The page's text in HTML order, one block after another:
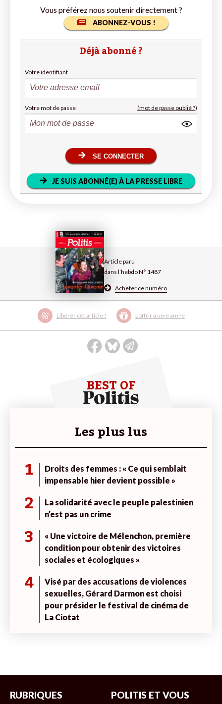
Article paru
dans l’hebdo N° 1487
Acheter ce numéro
Libérer cet article ! L’offrir à un·e ami·e
Vous préférez nous soutenir directement ?
ABONNEZ-VOUS !
Déjà abonné ?
Votre identifiant
Votre mot de passe (mot de passe oublié ?)
SE CONNECTER
JE SUIS ABONNÉ(E) À LA PRESSE LIBRE
BEST OF
Les plus lus
1
Droits des femmes : « Ce qui semblait
impensable hier devient possible »
2
La solidarité avec le peuple palestinien
n’est pas un crime
3
« Une victoire de Mélenchon, première
condition pour obtenir des victoires
sociales et écologiques »
4
Visé par des accusations de violences
sexuelles, Gérard Darmon est choisi
pour présider le festival de cinéma de
La Ciotat
RUBRIQUES POLITIS ET VOUS